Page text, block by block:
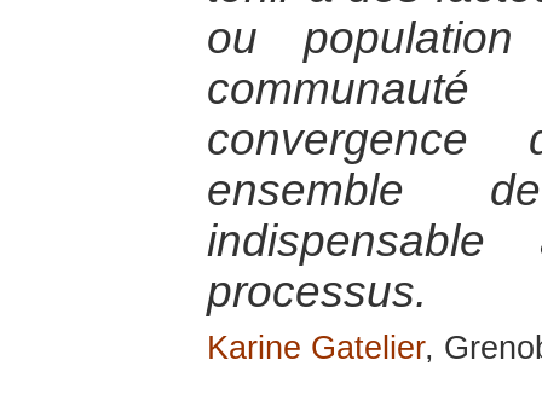
ou
convergence
ensemble
processus.
Karine Gatelier,